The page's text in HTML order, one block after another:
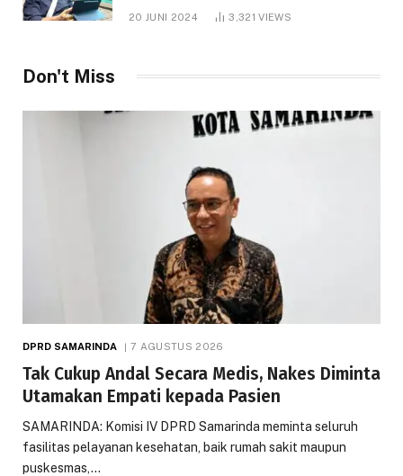
1.000 Hektare
20 JUNI 2024 3,321VIEWS
Don't Miss
DPRD SAMARINDA 7 AGUSTUS 2026
Tak Cukup Andal Secara Medis, Nakes Diminta
Utamakan Empati kepada Pasien
SAMARINDA: Komisi IV DPRD Samarinda meminta seluruh
fasilitas pelayanan kesehatan, baik rumah sakit maupun
puskesmas,…